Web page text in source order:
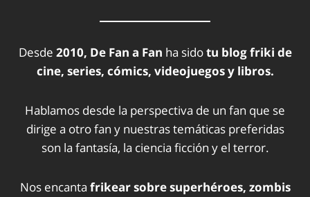
Desde 2010, De Fan a Fan ha sidotu blog friki de
cine, series, cómics, videojuegos y libros.
Hablamos desde la perspectiva de un fan que se
dirige a otro fan y nuestras temáticas preferidas
son la fantasía, la ciencia ficción y el terror.
Nos encanta frikear sobre superhéroes, zombis